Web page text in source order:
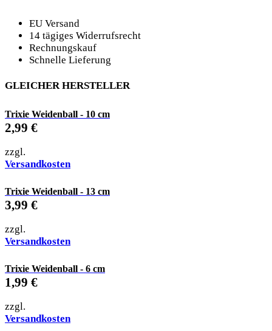
EU Versand
14 tägiges Widerrufsrecht
Rechnungskauf
Schnelle Lieferung
GLEICHER HERSTELLER
Trixie Weidenball - 10 cm
2,99 €
zzgl.
Versandkosten
Trixie Weidenball - 13 cm
3,99 €
zzgl.
Versandkosten
Trixie Weidenball - 6 cm
1,99 €
zzgl.
Versandkosten